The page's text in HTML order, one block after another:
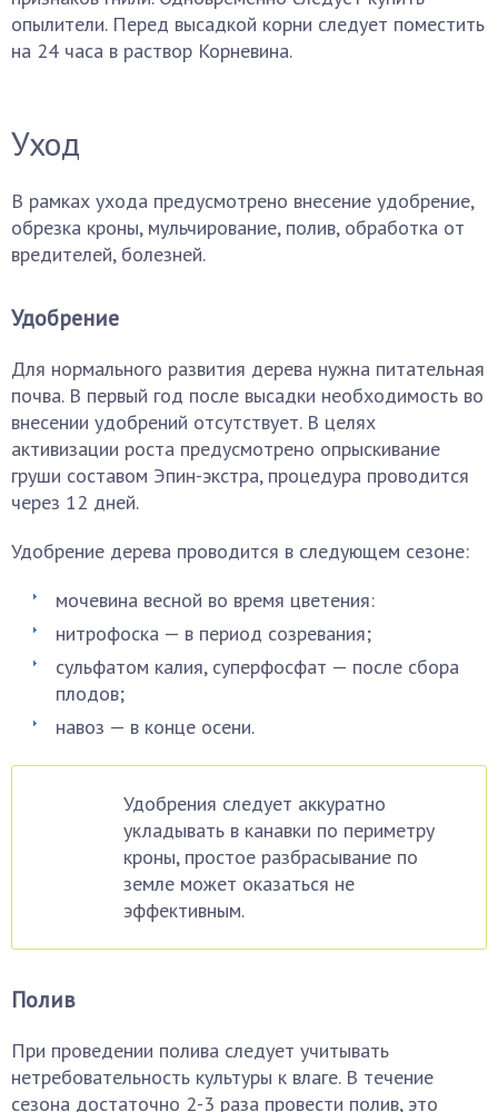
опылители. Перед высадкой корни следует поместить
на 24 часа в раствор Корневина.
Уход
В рамках ухода предусмотрено внесение удобрение,
обрезка кроны, мульчирование, полив, обработка от
вредителей, болезней.
Удобрение
Для нормального развития дерева нужна питательная
почва. В первый год после высадки необходимость во
внесении удобрений отсутствует. В целях
активизации роста предусмотрено опрыскивание
груши составом Эпин-экстра, процедура проводится
через 12 дней.
Удобрение дерева проводится в следующем сезоне:
мочевина весной во время цветения:
нитрофоска — в период созревания;
сульфатом калия, суперфосфат — после сбора
плодов;
навоз — в конце осени.
Удобрения следует аккуратно
укладывать в канавки по периметру
кроны, простое разбрасывание по
земле может оказаться не
эффективным.
Полив
При проведении полива следует учитывать
нетребовательность культуры к влаге. В течение
сезона достаточно 2-3 раза провести полив, это